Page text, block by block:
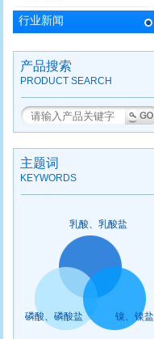
行业新闻
产品搜索
PRODUCT SEARCH
主题词
KEYWORDS
乳酸、乳酸盐
磷酸、磷酸盐 镍、镍盐